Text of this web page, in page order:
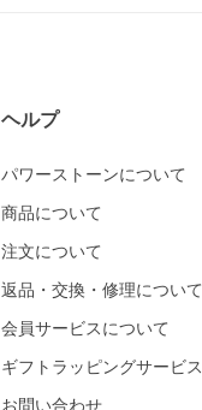
ヘルプ
パワーストーンについて
商品について
注文について
返品・交換・修理について
会員サービスについて
ギフトラッピングサービス
お問い合わせ